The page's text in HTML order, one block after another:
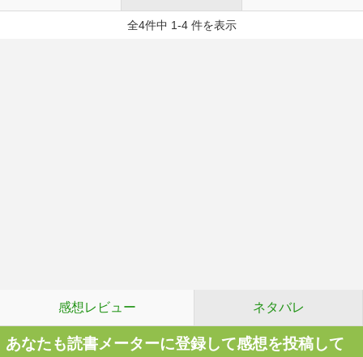
全4件中 1-4 件を表示
感想レビュー ネタバレ
あなたも読書メーターに登録して感想を投稿して